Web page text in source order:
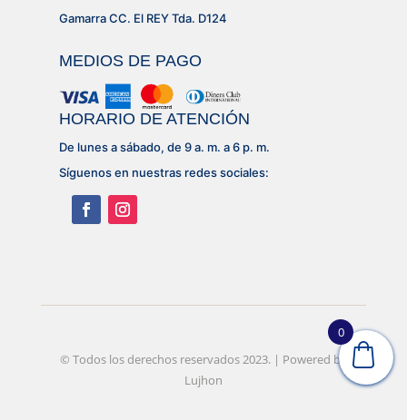
Gamarra CC. El REY Tda. D124
MEDIOS DE PAGO
HORARIO DE ATENCIÓN
De lunes a sábado, de 9 a. m. a 6 p. m.
Síguenos en nuestras redes sociales:
© Desarrollado porLujhon – Agencia de Marketing
Digital
© Todos los derechos reservados 2023. | Powered by
Lujhon
0